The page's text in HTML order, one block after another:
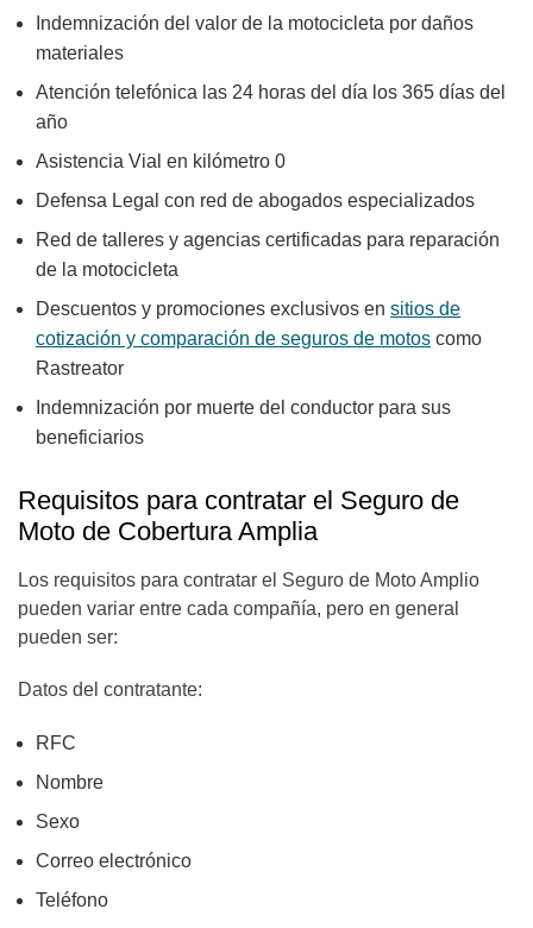
Indemnización del valor de la motocicleta por daños
materiales
Atención telefónica las 24 horas del día los 365 días del
año
Asistencia Vial en kilómetro 0
Defensa Legal con red de abogados especializados
Red de talleres y agencias certificadas para reparación
de la motocicleta
Descuentos y promociones exclusivos en sitios de
cotización y comparación de seguros de motos como
Rastreator
Indemnización por muerte del conductor para sus
beneficiarios
Requisitos para contratar el Seguro de
Moto de Cobertura Amplia
Los requisitos para contratar el Seguro de Moto Amplio
pueden variar entre cada compañía, pero en general
pueden ser:
Datos del contratante:
RFC
Nombre
Sexo
Correo electrónico
Teléfono